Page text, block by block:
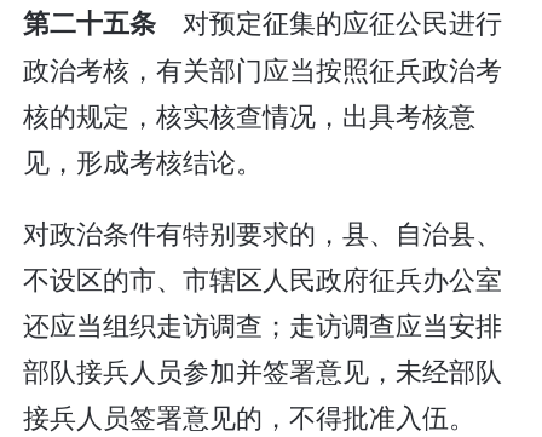
第二十五条 对预定征集的应征公民进行
政治考核，有关部门应当按照征兵政治考
核的规定，核实核查情况，出具考核意
见，形成考核结论。
对政治条件有特别要求的，县、自治县、
不设区的市、市辖区人民政府征兵办公室
还应当组织走访调查；走访调查应当安排
部队接兵人员参加并签署意见，未经部队
接兵人员签署意见的，不得批准入伍。